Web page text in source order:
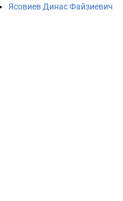
Ясовиев Динас Файзиевич